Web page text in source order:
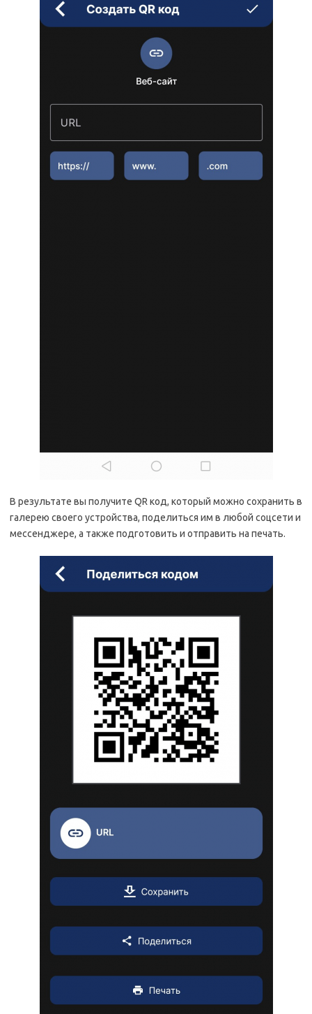
В результате вы получите QR код, который можно сохранить в
галерею своего устройства, поделиться им в любой соцсети и
мессенджере, а также подготовить и отправить на печать.